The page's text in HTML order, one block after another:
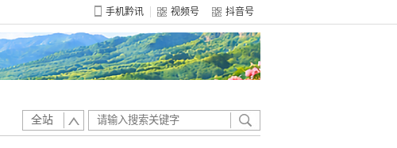
手机黔讯 视频号 抖音号
全站